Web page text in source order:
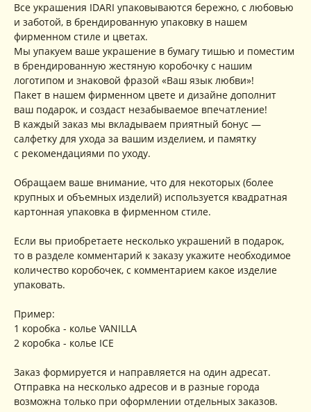
Все украшения IDARI упаковываются бережно, с любовью
и заботой, в брендированную упаковку в нашем
фирменном стиле и цветах.
Мы упакуем ваше украшение в бумагу тишью и поместим
в брендированную жестяную коробочку с нашим
логотипом и знаковой фразой «Ваш язык любви»!
Пакет в нашем фирменном цвете и дизайне дополнит
ваш подарок, и создаст незабываемое впечатление!
В каждый заказ мы вкладываем приятный бонус —
салфетку для ухода за вашим изделием, и памятку
с рекомендациями по уходу.
Обращаем ваше внимание, что для некоторых (более
крупных и объемных изделий) используется квадратная
картонная упаковка в фирменном стиле.
Если вы приобретаете несколько украшений в подарок,
то в разделе комментарий к заказу укажите необходимое
количество коробочек, с комментарием какое изделие
упаковать.
Пример:
1 коробка - колье VANILLA
2 коробка - колье ICE
Заказ формируется и направляется на один адресат.
Отправка на несколько адресов и в разные города
возможна только при оформлении отдельных заказов.